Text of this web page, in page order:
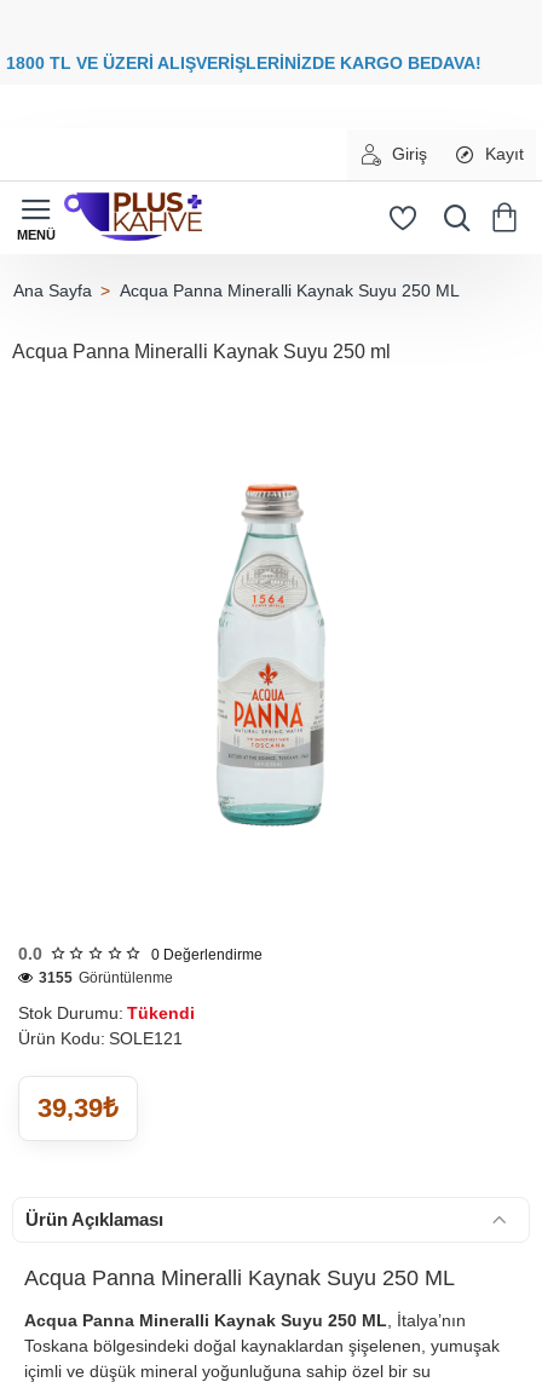
00 TL VE ÜZERİ ALIŞVERİŞLERİNİZDE KARGO
Giriş Kayıt
Acqua Panna Mineralli Kaynak Suyu 250 ML
Acqua Panna Mineralli Kaynak Suyu 250 ml
0.0 0 Değerlendirme
Stok Durumu: Tükendi
Ürün Kodu: SOLE121
3155 Görüntülenme
39,39₺
Ürün Açıklaması
Acqua Panna Mineralli Kaynak Suyu 250 ML
Acqua Panna Mineralli Kaynak Suyu 250 ML , İtalya’nın
Toskana bölgesindeki doğal kaynaklardan şişelenen, yumuşak
içimli ve düşük mineral yoğunluğuna sahip özel bir su